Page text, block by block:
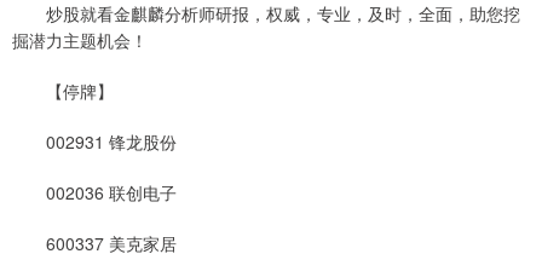
炒股就看金麒麟分析师研报，权威，专业，及时，全面，助您挖
掘潜力主题机会！
【停牌】
002931 锋龙股份
002036 联创电子
600337 美克家居